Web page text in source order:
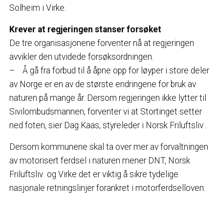
Solheim i Virke.
Krever at regjeringen stanser forsøket
De tre organisasjonene forventer nå at regjeringen
avvikler den utvidede forsøksordningen.
– Å gå fra forbud til å åpne opp for løyper i store deler
av Norge er en av de største endringene for bruk av
naturen på mange år. Dersom regjeringen ikke lytter til
Sivilombudsmannen, forventer vi at Stortinget setter
ned foten, sier Dag Kaas, styreleder i Norsk Friluftsliv .
Dersom kommunene skal ta over mer av forvaltningen
av motorisert ferdsel i naturen mener DNT, Norsk
Friluftsliv og Virke det er viktig å sikre tydelige
nasjonale retningslinjer forankret i motorferdselloven: